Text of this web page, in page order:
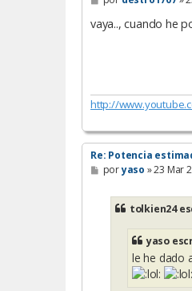
e
n
s
vaya.., cuando he
http://
Re: Potencia
M
e
poryaso »23 Mar
tolkien24
yaso
le he dado